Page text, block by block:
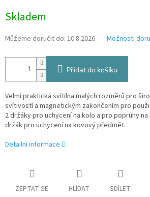
cena:
Skladem
Můžeme doručit do: 10.8.2026 Možnosti
Přidat do košíku
Velmi praktická svítilna malých rozměrů pro
svítivostí a magnetickým zakončením pro
2 držáky pro uchycení na kolo a pro popruhy
držák pro uchycení na kovový předmět.
Detailní informace
ZEPTAT SE HLÍDAT SDÍLET